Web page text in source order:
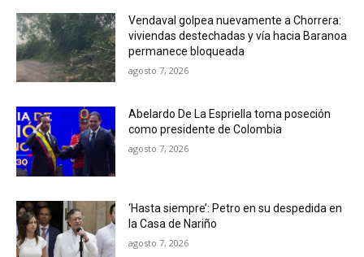
Vendaval golpea nuevamente a Chorrera:
viviendas destechadas y vía hacia Baranoa
permanece bloqueada
agosto 7, 2026
Abelardo De La Espriella toma poseción
como presidente de Colombia
agosto 7, 2026
‘Hasta siempre’: Petro en su despedida en
la Casa de Nariño
agosto 7, 2026